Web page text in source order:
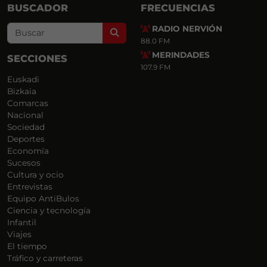
BUSCADOR
Search
SECCIONES
Euskadi
Bizkaia
Comarcas
Nacional
Sociedad
Deportes
Economía
Sucesos
Cultura y ocio
Entrevistas
Equipo AntiBulos
Ciencia y tecnología
Infantil
Viajes
El tiempo
Tráfico y carreteras
FRECUENCIAS
RADIO NERVIÓN
88.0 FM
MERINDADES
107.9 FM